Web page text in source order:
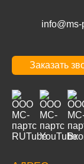
info@ms-
Заказать